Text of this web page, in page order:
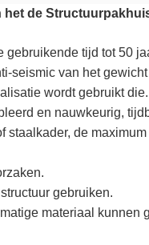
de
gebruikende tijd tot 50
seismic van het
wordt gebruikt die.
en nauwkeurig,
staalkader, de
gebruiken.
materiaal kunnen